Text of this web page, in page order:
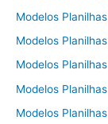
Modelos
Modelos
Modelos
Modelos
Modelos